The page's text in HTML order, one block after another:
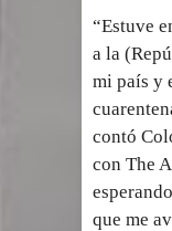
“Estuve
a la
mi país y
contó
con The
que me